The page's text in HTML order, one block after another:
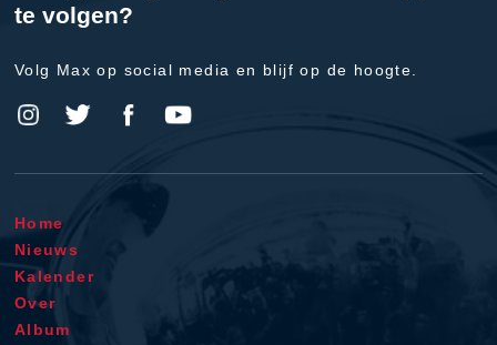
te volgen?
Volg Max op social media en blijf op de hoogte.
Home
Nieuws
Kalender
Over
Album